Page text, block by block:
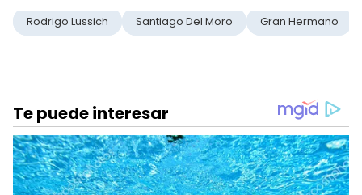
Rodrigo Lussich Santiago Del Moro Gran Hermano